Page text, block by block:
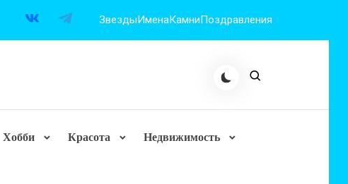
ЗвездыИменаКамниПоздравления
Хобби Красота Недвижимость